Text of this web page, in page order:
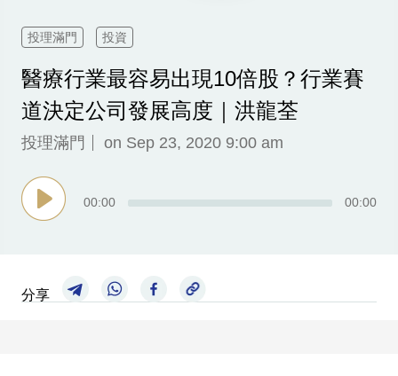
場
生
活
事
訂
投理滿門 投資
醫療行業最容易出現10倍股？行業賽
道決定公司發展高度｜洪龍荃
投理滿門 on Sep 23, 2020 9:00 am
00:00 00:00
分享